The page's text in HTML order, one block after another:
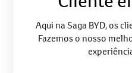
Aqui na Saga BYD, os
Fazemos o nosso